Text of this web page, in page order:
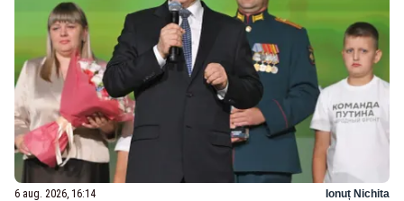
6 aug. 2026, 16:14 Ionuț Nichita